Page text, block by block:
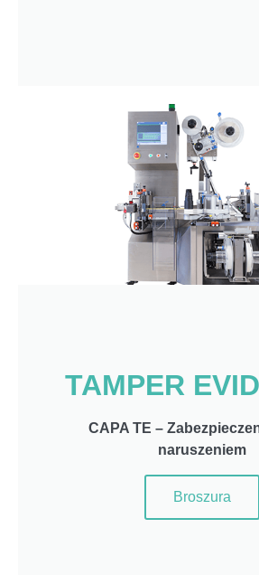
TAMPER
CAPA TE –
naruszeniem
Broszura